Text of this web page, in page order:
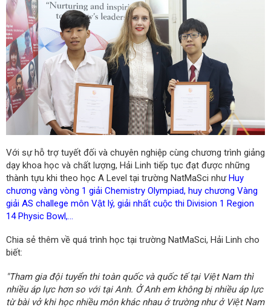
Với sự hỗ trợ tuyết đối và chuyên nghiệp cùng chương trình giảng
dạy khoa học và chất lượng, Hải Linh tiếp tục đạt được những
thành tựu khi theo học A Level tại trường NatMaSci nhưHuy
chương vàng vòng 1 giải Chemistry Olympiad, huy chương Vàng
giải AS challege môn Vật lý, giải nhất cuộc thi Division 1 Region
14 Physic Bowl,...
Chia sẻ thêm về quá trình học tại trường NatMaSci, Hải Linh cho
biết:
"Tham gia đội tuyển thi toàn quốc và quốc tế tại Việt Nam thì
nhiều áp lực hơn so với tại Anh. Ở Anh em không bị nhiều áp lực
từ bài vở khi học nhiều môn khác nhau ở trường như ở Việt Nam